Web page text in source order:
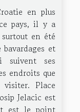
en plus
pays, il y a
en été
et
suivent ses
endroits que
visiter. Place
Jelacic est
est le point